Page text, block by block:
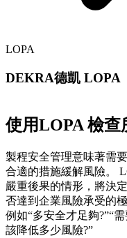
LOPA
DEKRA德凱 LOPA
使用LOPA 檢查
製程安全管理意味著需
合適的措施緩解風險。
嚴重後果的情形，將決
否達到企業風險承受的
例如“多安全才足夠?”“
該降低多少風險?”